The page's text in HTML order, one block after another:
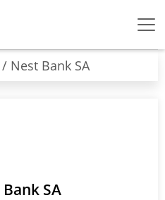
/ Nest Bank SA
SA